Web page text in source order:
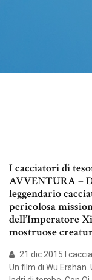
I cacciatori di
AVVENTURA –
leggendario
pericolosa
dell’Imperatore
mostruose
21 dic 2015 I
Un film di Wu